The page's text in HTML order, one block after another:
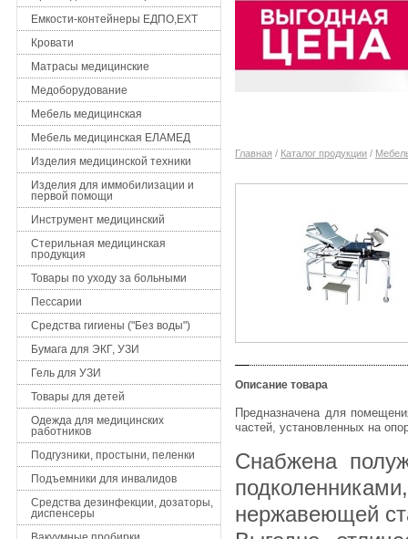
Емкости-контейнеры ЕДПО,ЕХТ
Кровати
Матрасы медицинские
Медоборудование
Мебель медицинская
Мебель медицинская ЕЛАМЕД
Изделия медицинской техники
Изделия для иммобилизации и
первой помощи
Инструмент медицинский
Стерильная медицинская
продукция
Товары по уходу за больными
Пессарии
Средства гигиены ("Без воды")
Бумага для ЭКГ, УЗИ
Гель для УЗИ
Товары для детей
Одежда для медицинских
работников
Подгузники, простыни, пеленки
Подъемники для инвалидов
Средства дезинфекции, дозаторы,
диспенсеры
Главная / Каталог продукции /
Описание товара
Предназначена для
частей, установленных на
Снабжена
нержавеющей